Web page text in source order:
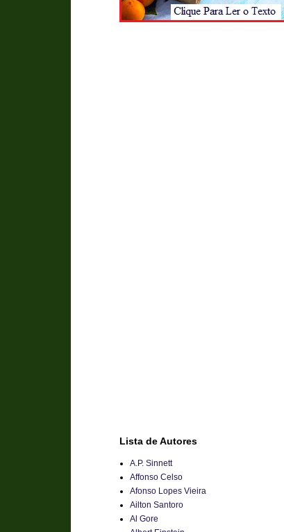
Lista de Autores
A.P. Sinnett
Affonso Celso
Afonso Lopes Vieira
Ailton Santoro
Al Gore